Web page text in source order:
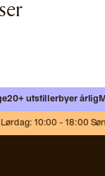
20+ utstillerbyer årlig
10:00 - 18:00